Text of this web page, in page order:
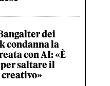
dei
condanna la
con AI: «È
saltare il
creativo»